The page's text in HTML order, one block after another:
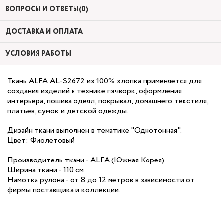
ВОПРОСЫ И ОТВЕТЫ(0)
ДОСТАВКА И ОПЛАТА
УСЛОВИЯ РАБОТЫ
Ткань ALFA AL-S2672 из 100% хлопка применяется для
создания изделий в технике пэчворк, оформления
интерьера, пошива одеял, покрывал, домашнего текстиля,
платьев, сумок и детской одежды.
Дизайн ткани выполнен в тематике "Однотонная".
Цвет: Фиолетовый
Производитель ткани - ALFA (Южная Корея).
Ширина ткани - 110 см
Намотка рулона - от 8 до 12 метров в зависимости от
фирмы поставщика и коллекции.